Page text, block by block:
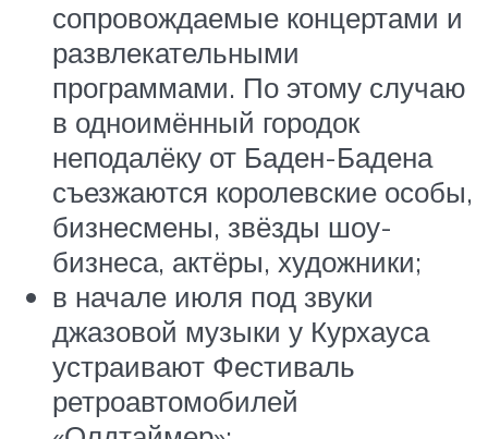
сопровождаемые концертами и
развлекательными
программами. По этому случаю
в одноимённый городок
неподалёку от Баден-Бадена
съезжаются королевские особы,
бизнесмены, звёзды шоу-
бизнеса, актёры, художники;
в начале июля под звуки
джазовой музыки у Курхауса
устраивают Фестиваль
ретроавтомобилей